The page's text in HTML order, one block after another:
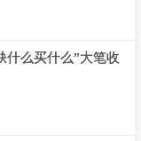
什么买什么”大笔收